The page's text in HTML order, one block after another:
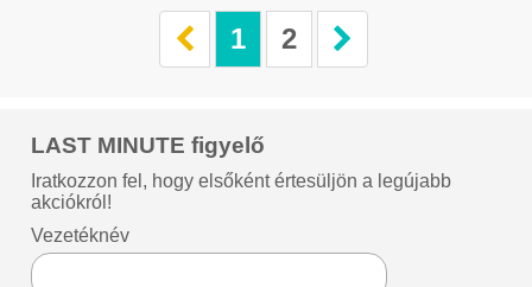
1 2
LAST MINUTE figyelő
Iratkozzon fel, hogy elsőként értesüljön a legújabb
akciókról!
Vezetéknév